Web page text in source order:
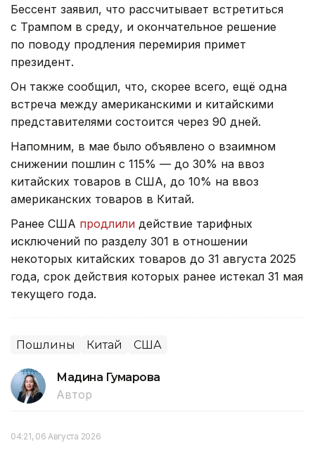
Бессент заявил, что рассчитывает встретиться
с Трампом в среду, и окончательное решение
по поводу продления перемирия примет
президент.
Он также сообщил, что, скорее всего, ещё одна
встреча между американскими и китайскими
представителями состоится через 90 дней.
Напомним, в мае было объявлено о взаимном
снижении пошлин с 115% — до 30% на ввоз
китайских товаров в США, до 10% на ввоз
американских товаров в Китай.
Ранее США продлили действие тарифных
исключений по разделу 301 в отношении
некоторых китайских товаров до 31 августа 2025
года, срок действия которых ранее истекал 31 мая
текущего года.
Пошлины Китай США
Мадина Гумарова
Автор
04:21, 06 Августа 2026